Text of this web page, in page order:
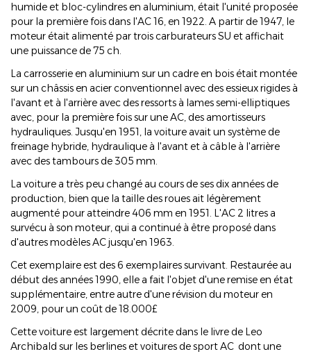
humide et bloc-cylindres en aluminium, était l'unité proposée
pour la première fois dans l'AC 16, en 1922. A partir de 1947, le
moteur était alimenté par trois carburateurs SU et affichait
une puissance de 75 ch.
La carrosserie en aluminium sur un cadre en bois était montée
sur un châssis en acier conventionnel avec des essieux rigides à
l'avant et à l'arrière avec des ressorts à lames semi-elliptiques
avec, pour la première fois sur une AC, des amortisseurs
hydrauliques. Jusqu'en 1951, la voiture avait un système de
freinage hybride, hydraulique à l'avant et à câble à l'arrière
avec des tambours de 305 mm.
La voiture a très peu changé au cours de ses dix années de
production, bien que la taille des roues ait légèrement
augmenté pour atteindre 406 mm en 1951. L'AC 2 litres a
survécu à son moteur, qui a continué à être proposé dans
d'autres modèles AC jusqu'en 1963.
Cet exemplaire est des 6 exemplaires survivant. Restaurée au
début des années 1990, elle a fait l'objet d'une remise en état
supplémentaire, entre autre d'une révision du moteur en
2009, pour un coût de 18.000£
Cette voiture est largement décrite dans le livre de Leo
Archibald sur les berlines et voitures de sport AC dont une